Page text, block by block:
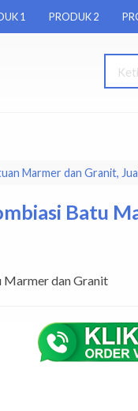
1 PRODUK 2
Marmer dan Granit,
Batu
dan Granit